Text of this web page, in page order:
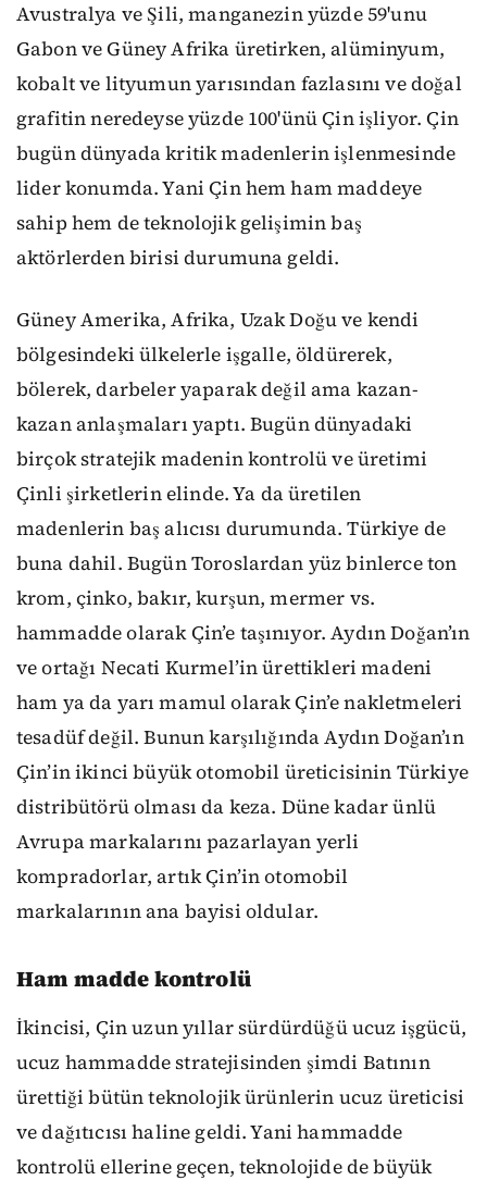
Avustralya ve Şili, manganezin yüzde 59'unu
Gabon ve Güney Afrika üretirken, alüminyum,
kobalt ve lityumun yarısından fazlasını ve doğal
grafitin neredeyse yüzde 100'ünü Çin işliyor. Çin
bugün dünyada kritik madenlerin işlenmesinde
lider konumda. Yani Çin hem ham maddeye
sahip hem de teknolojik gelişimin baş
aktörlerden birisi durumuna geldi.
Güney Amerika, Afrika, Uzak Doğu ve kendi
bölgesindeki ülkelerle işgalle, öldürerek,
bölerek, darbeler yaparak değil ama kazan-
kazan anlaşmaları yaptı. Bugün dünyadaki
birçok stratejik madenin kontrolü ve üretimi
Çinli şirketlerin elinde. Ya da üretilen
madenlerin baş alıcısı durumunda. Türkiye de
buna dahil. Bugün Toroslardan yüz binlerce ton
krom, çinko, bakır, kurşun, mermer vs.
hammadde olarak Çin’e taşınıyor. Aydın Doğan’ın
ve ortağı Necati Kurmel’in ürettikleri madeni
ham ya da yarı mamul olarak Çin’e nakletmeleri
tesadüf değil. Bunun karşılığında Aydın Doğan’ın
Çin’in ikinci büyük otomobil üreticisinin Türkiye
distribütörü olması da keza. Düne kadar ünlü
Avrupa markalarını pazarlayan yerli
kompradorlar, artık Çin’in otomobil
markalarının ana bayisi oldular.
Ham madde kontrolü
İkincisi, Çin uzun yıllar sürdürdüğü ucuz işgücü,
ucuz hammadde stratejisinden şimdi Batının
ürettiği bütün teknolojik ürünlerin ucuz üreticisi
ve dağıtıcısı haline geldi. Yani hammadde
kontrolü ellerine geçen, teknolojide de büyük